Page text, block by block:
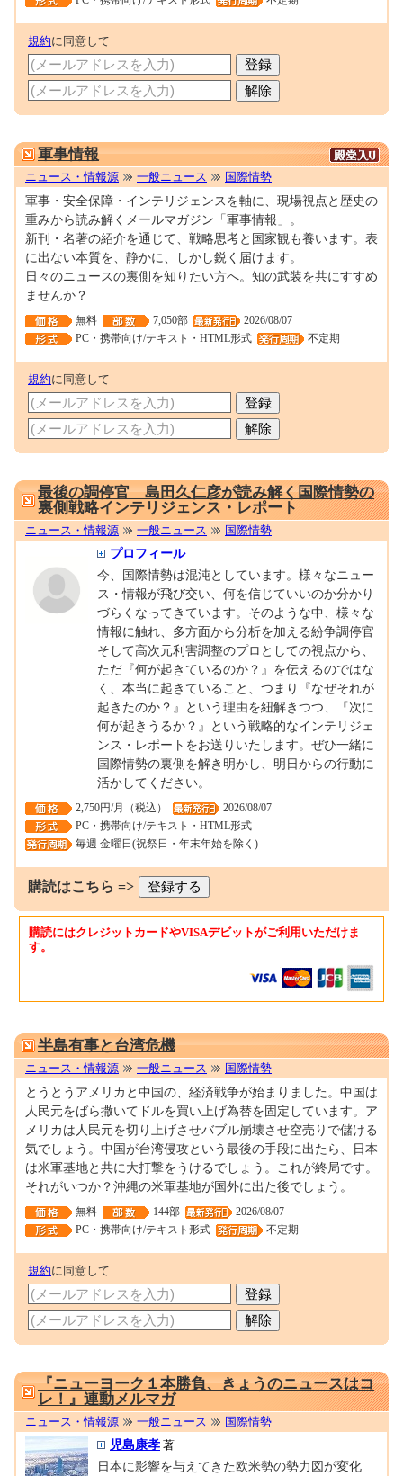
規約に同意して
軍事情報
ニュース・情報源 一般ニュース 国際情勢
軍事・安全保障・インテリジェンスを軸に、現場視点と歴史の
重みから読み解くメールマガジン「軍事情報」。
新刊・名著の紹介を通じて、戦略思考と国家観も養います。表
に出ない本質を、静かに、しかし鋭く届けます。
日々のニュースの裏側を知りたい方へ。知の武装を共にすすめ
ませんか？
無料 7,050部
2026/08/07
PC・携帯向け/テキスト・HTML形式
不定期
規約に同意して
最後の調停官 島田久仁彦が読み解く国際情勢の
裏側戦略インテリジェンス・レポート
ニュース・情報源 一般ニュース 国際情勢
プロフィール
今、国際情勢は混沌としています。様々なニュー
ス・情報が飛び交い、何を信じていいのか分かり
づらくなってきています。そのような中、様々な
情報に触れ、多方面から分析を加える紛争調停官
そして高次元利害調整のプロとしての視点から、
ただ『何が起きているのか？』を伝えるのではな
く、本当に起きていること、つまり『なぜそれが
起きたのか？』という理由を紐解きつつ、『次に
何が起きうるか？』という戦略的なインテリジェ
ンス・レポートをお送りいたします。ぜひ一緒に
国際情勢の裏側を解き明かし、明日からの行動に
活かしてください。
2,750円/月（税込）
2026/08/07
PC・携帯向け/テキスト・HTML形式
毎週 金曜日(祝祭日・年末年始を除く)
購読はこちら =>
購読にはクレジットカードやVISAデビットがご利用いただけま
す。
半島有事と台湾危機
ニュース・情報源 一般ニュース 国際情勢
とうとうアメリカと中国の、経済戦争が始まりました。中国は
人民元をばら撒いてドルを買い上げ為替を固定しています。ア
メリカは人民元を切り上げさせバブル崩壊させ空売りで儲ける
気でしょう。中国が台湾侵攻という最後の手段に出たら、日本
は米軍基地と共に大打撃をうけるでしょう。これが終局です。
それがいつか？沖縄の米軍基地が国外に出た後でしょう。
無料 144部
2026/08/07
PC・携帯向け/テキスト形式
不定期
規約に同意して
『ニューヨーク１本勝負、きょうのニュースはコ
レ！』連動メルマガ
ニュース・情報源 一般ニュース 国際情勢
児島康孝 著
日本に影響を与えてきた欧米勢の勢力図が変化